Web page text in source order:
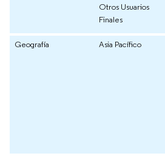
Otros Usuarios
Finales
Geografía Asia Pacífico